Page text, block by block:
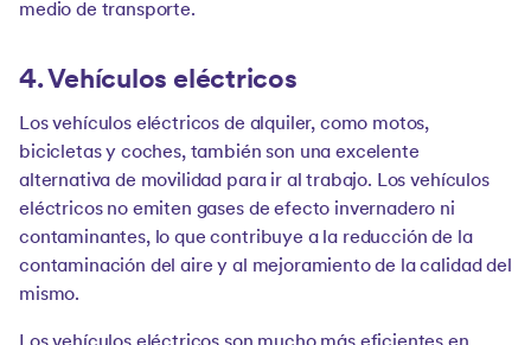
medio de transporte.
4. Vehículos eléctricos
Los vehículos eléctricos de alquiler, como motos,
bicicletas y coches, también son una excelente
alternativa de movilidad para ir al trabajo. Los vehículos
eléctricos no emiten gases de efecto invernadero ni
contaminantes, lo que contribuye a la reducción de la
contaminación del aire y al mejoramiento de la calidad del
mismo.